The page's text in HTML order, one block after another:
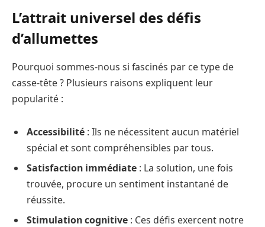
L’attrait universel des défis
d’allumettes
Pourquoi sommes-nous si fascinés par ce type de
casse-tête ? Plusieurs raisons expliquent leur
popularité :
Accessibilité : Ils ne nécessitent aucun matériel
spécial et sont compréhensibles par tous.
Satisfaction immédiate : La solution, une fois
trouvée, procure un sentiment instantané de
réussite.
Stimulation cognitive : Ces défis exercent notre